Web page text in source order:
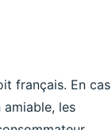
français. En cas
les